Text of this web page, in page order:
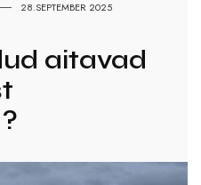
28.SEPTEMBER 2025
aitavad